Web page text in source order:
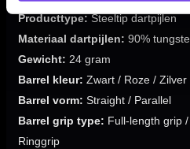
Producttype:Steeltip dartpijlen
Materiaal dartpijlen: 90%
Gewicht: 24 gram
Barrel kleur: Zwart / Roze / Zilver
Barrel vorm: Straight / Parallel
Barrel grip type: Full-length grip
Ringgrip